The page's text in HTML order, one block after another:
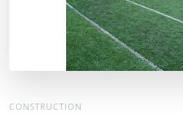
CONSTRUCTION